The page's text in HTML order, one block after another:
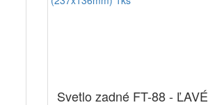
Svetlo zadné FT-88 - ĽAVÉ